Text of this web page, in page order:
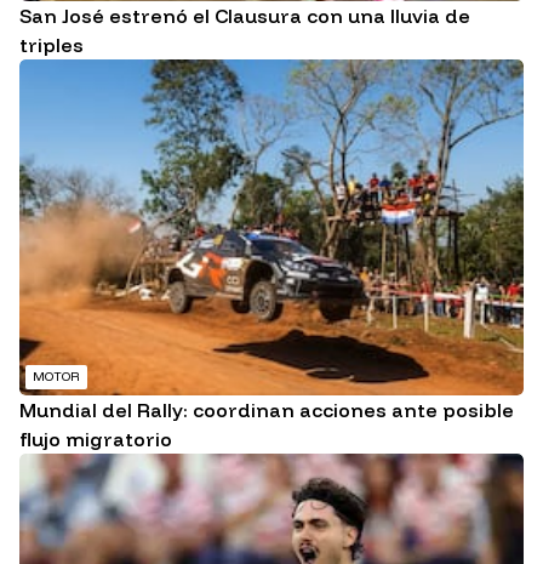
San José estrenó el Clausura con una lluvia de
triples
MOTOR
Mundial del Rally: coordinan acciones ante posible
flujo migratorio